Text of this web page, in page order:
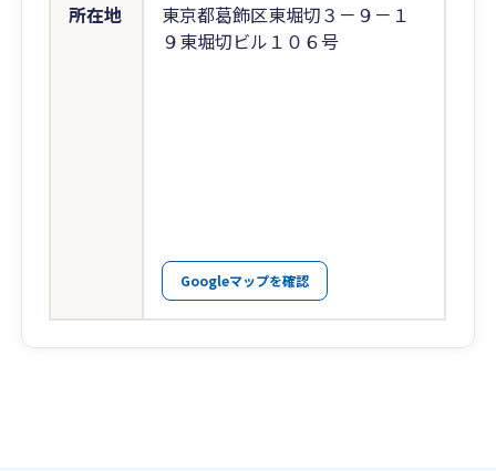
所在地
東京都葛飾区東堀切３－９－１
９東堀切ビル１０６号
Googleマップを確認